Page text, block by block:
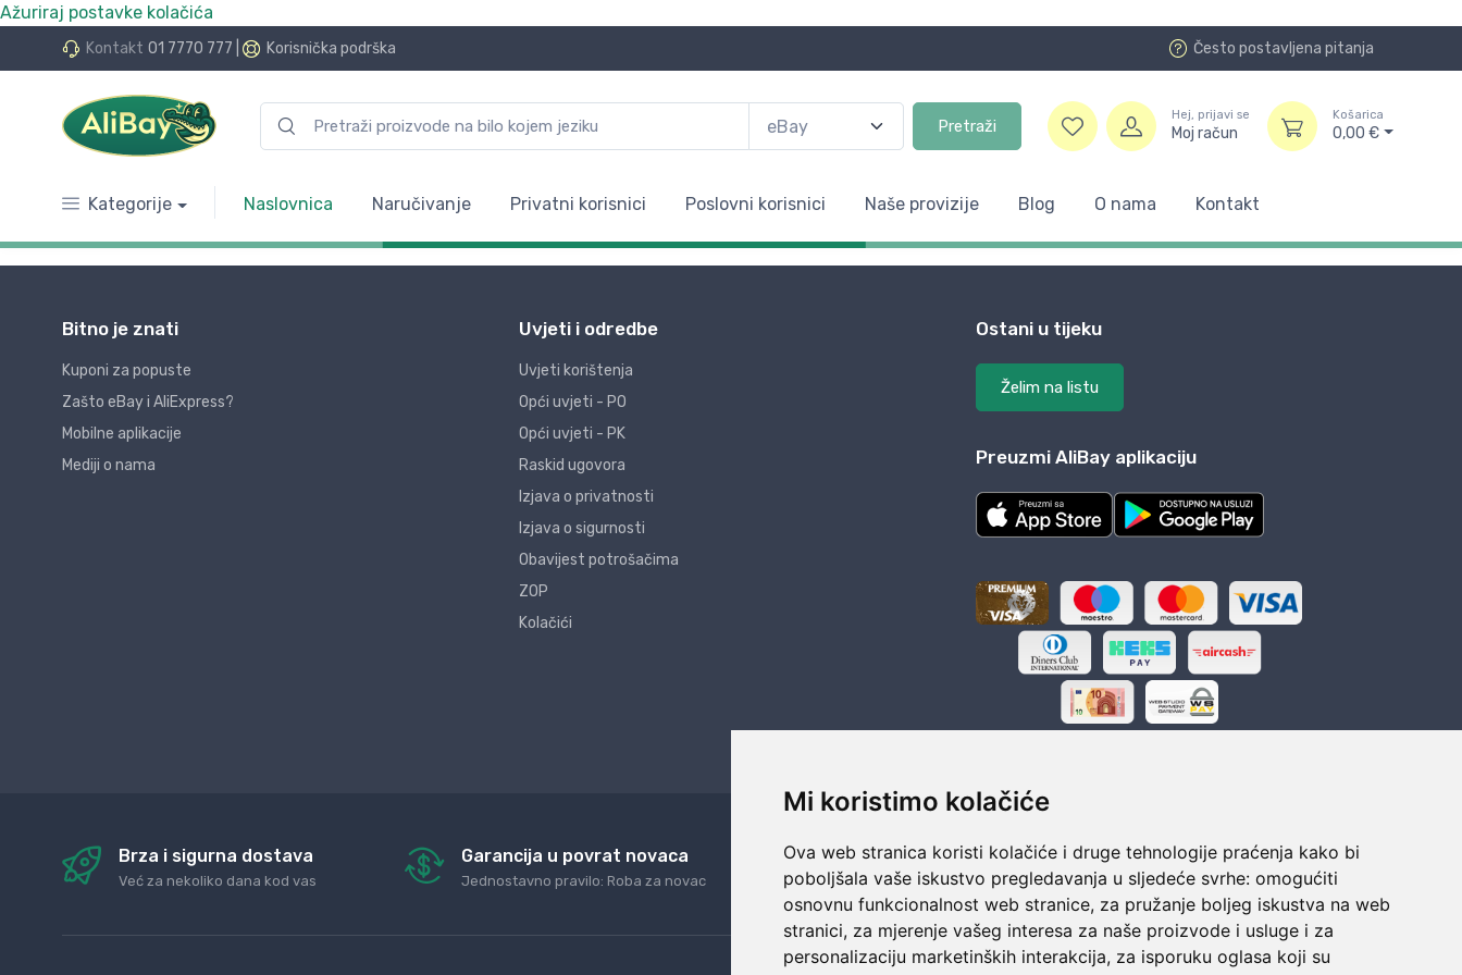
Mi koristimo kolačiće
Ova web stranica koristi kolačiće i druge tehnologije praćenja kako bi
poboljšala vaše iskustvo pregledavanja u sljedeće svrhe: omogućiti
osnovnu funkcionalnost web stranice, za pružanje boljeg iskustva na web
stranici, za mjerenje vašeg interesa za naše proizvode i usluge i za
personalizaciju marketinških interakcija, za isporuku oglasa koji su
Ažuriraj postavke kolačića
Kontakt 01 7770 777 Korisnička podrška Često postavljena pitanja
Pretraži
Hej, prijavi se
Moj račun
Košarica
0,00 €
Kategorije Naslovnica Naručivanje Privatni korisnici Poslovni korisnici Naše provizije Blog O nama Kontakt
Bitno je znati
Kuponi za popuste
Zašto eBay i AliExpress?
Mobilne aplikacije
Mediji o nama
Uvjeti i odredbe
Uvjeti korištenja
Opći uvjeti - PO
Opći uvjeti - PK
Raskid ugovora
Izjava o privatnosti
Izjava o sigurnosti
Obavijest potrošačima
ZOP
Kolačići
Ostani u tijeku
Želim na listu
Preuzmi AliBay aplikaciju
Brza i sigurna dostava
Već za nekoliko dana kod vas
Garancija u povrat novaca
Jednostavno pravilo: Roba za novac
24/7 odlična podrška
Naši agenti uvijek na raspolaganju
Sigurno obročno plaćanje
Do 24 rata bez kamata